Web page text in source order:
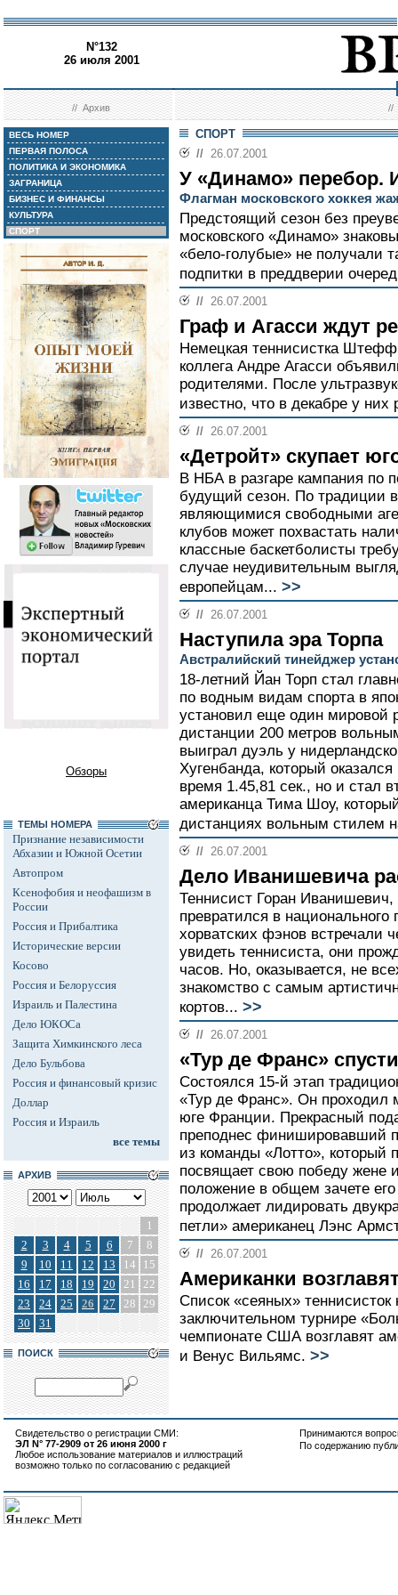
N°132
26 июля 2001
//Архив //
ВЕСЬ НОМЕР
ПЕРВАЯ ПОЛОСА
ПОЛИТИКА И ЭКОНОМИКА
ЗАГРАНИЦА
БИЗНЕС И ФИНАНСЫ
КУЛЬТУРА
СПОРТ
Обзоры
ТЕМЫ НОМЕРА
Признание независимости
Абхазии и Южной Осетии
Автопром
Ксенофобия и неофашизм в
России
Россия и Прибалтика
Исторические версии
Косово
Россия и Белоруссия
Израиль и Палестина
Дело ЮКОСа
Защита Химкинского леса
Дело Бульбова
Россия и финансовый кризис
Доллар
Россия и Израиль
все темы
АРХИВ
1
2
3 4 5 6 7
8
9
10 11 12 13 14
15
16
17 18 19 20 21
22
23
24 25 26 27 28 29
30
31
ПОИСК
СПОРТ
// 26.07.2001
У «Динамо» перебор.
Флагман московского хоккея
Предстоящий сезон без
московского «Динамо»
«бело-голубые» не получали
подпитки в преддверии
// 26.07.2001
Граф и Агасси ждут
Немецкая теннисистка
коллега Андре Агасси
родителями. После
известно, что в декабре у
// 26.07.2001
«Детройт» скупает
В НБА в разгаре кампания по
будущий сезон. По традиции
являющимися свободными
клубов может похвастать
классные баскетболисты
случае неудивительным
европейцам... >>
// 26.07.2001
Наступила эра Торпа
Австралийский тинейджер
18-летний Йан Торп стал
по водным видам спорта в
установил еще один мировой
дистанции 200 метров
выиграл дуэль у
Хугенбанда, который
время 1.45,81 сек., но и стал
американца Тима Шоу,
дистанциях вольным стилем
// 26.07.2001
Дело Иванишевича
Теннисист Горан
превратился в
хорватских фэнов встречали
увидеть теннисиста, они
часов. Но, оказывается, не
знакомство с самым
кортов... >>
// 26.07.2001
«Тур де Франс»
Состоялся 15-й этап
«Тур де Франс». Он проходил
юге Франции. Прекрасный
преподнес финишировавший
из команды «Лотто», который
посвящает свою победу жене
положение в общем зачете
продолжает лидировать
петли» американец Лэнс
// 26.07.2001
Американки
Список «сеяных»
заключительном турнире
чемпионате США возглавят
и Венус Вильямс. >>
Свидетельство о регистрации СМИ:
ЭЛ N° 77-2909 от 26 июня 2000 г
Любое использование материалов и иллюстраций
возможно только по согласованию с редакцией
Принимаются
По содержанию